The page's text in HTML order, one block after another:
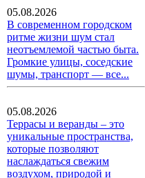
05.08.2026
В современном городском
ритме жизни шум стал
неотъемлемой частью быта.
Громкие улицы, соседские
шумы, транспорт — все...
05.08.2026
Террасы и веранды – это
уникальные пространства,
которые позволяют
наслаждаться свежим
воздухом, природой и